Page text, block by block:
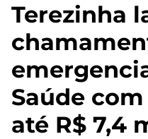
Terezinha
Saúde
até R$ 7,4